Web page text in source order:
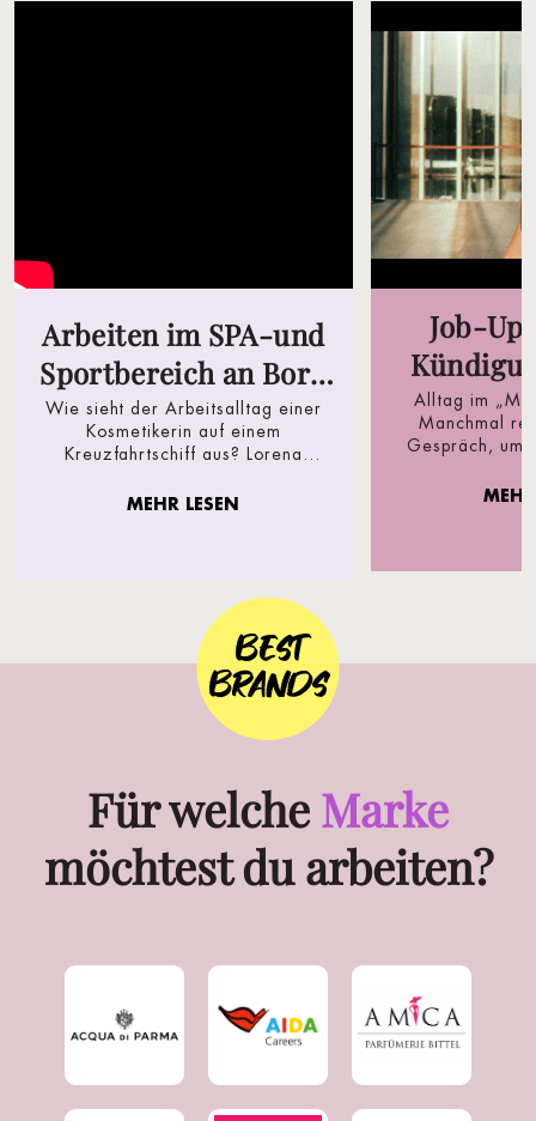
Arbeiten im SPA-und
Sportbereich an Bord
der Mein Schiff Flotte
Wie sieht der Arbeitsalltag einer
Kosmetikerin auf einem
Kreuzfahrtschiff aus? Lorena
Mein Schiff Flotte mit sea chefs und
von den Behandlungen, die
besonders gefragt sind, und spricht
über die Möglichkeiten, sich auf
See fachlich weiterzuentwickeln.
MEHR LESEN
Job-
Alltag im
Manchmal
Gespräch, um
BEST
BRANDS
Für welcheMarke
möchtest du arbeiten?